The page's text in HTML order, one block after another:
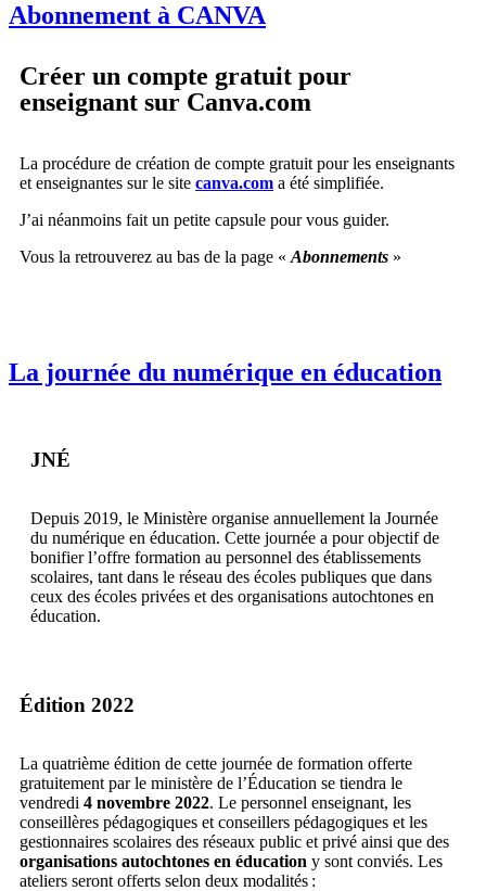
Abonnement à CANVA
Créer un compte gratuit pour
enseignant sur Canva.com
La procédure de création de compte gratuit pour les enseignants
et enseignantes sur le site canva.com a été simplifiée.
J’ai néanmoins fait un petite capsule pour vous guider.
Vous la retrouverez au bas de la page « Abonnements »
La journée du numérique en éducation
JNÉ
Depuis 2019, le Ministère organise annuellement la Journée
du numérique en éducation. Cette journée a pour objectif de
bonifier l’offre formation au personnel des établissements
scolaires, tant dans le réseau des écoles publiques que dans
ceux des écoles privées et des organisations autochtones en
éducation.
Édition 2022
La quatrième édition de cette journée de formation offerte
gratuitement par le ministère de l’Éducation se tiendra le
vendredi 4 novembre 2022. Le personnel enseignant, les
conseillères pédagogiques et conseillers pédagogiques et les
gestionnaires scolaires des réseaux public et privé ainsi que des
organisations autochtones en éducation y sont conviés. Les
ateliers seront offerts selon deux modalités :